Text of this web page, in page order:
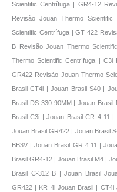
Scientific Centrífuga | GR4-12
Revisão Jouan Thermo
Scientific Centrífuga | GT 422
B Revisão Jouan Thermo
Thermo Scientific Centrífuga | C3i
GR422 Revisão Jouan Thermo
Brasil CT4i | Jouan Brasil S40 |
Brasil DS 330-90MM | Jouan
Brasil C3i | Jouan Brasil CR 4-11
Jouan Brasil GR422 | Jouan Brasil
BB3V | Jouan Brasil GR 4.11 |
Brasil GR4-12 | Jouan Brasil M4 |
Brasil C-312 B | Jouan Brasil
GR422 | KR 4i Jouan Brasil |